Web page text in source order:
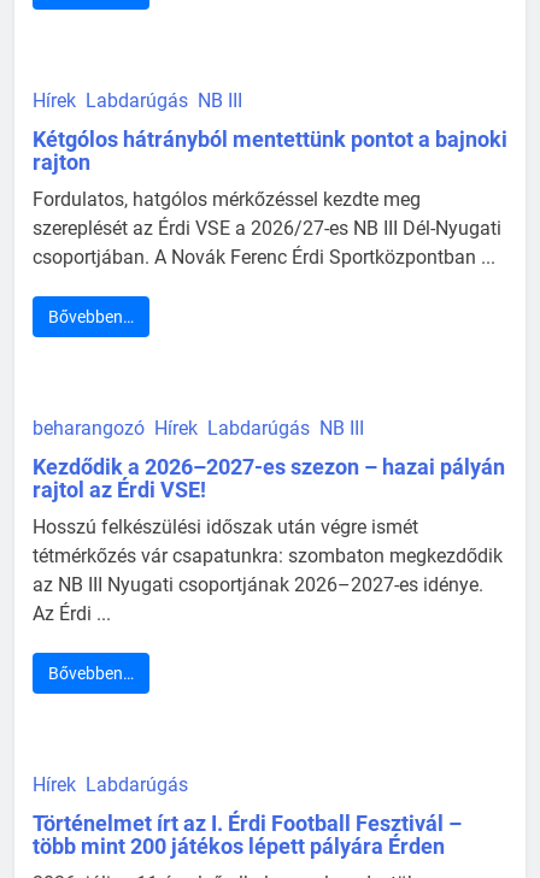
Hírek Labdarúgás NB III
Kétgólos hátrányból mentettünk pontot a bajnoki
rajton
Fordulatos, hatgólos mérkőzéssel kezdte meg
szereplését az Érdi VSE a 2026/27-es NB III Dél-Nyugati
csoportjában. A Novák Ferenc Érdi Sportközpontban ...
Bővebben…
beharangozó Hírek Labdarúgás NB III
Kezdődik a 2026–2027-es szezon – hazai pályán
rajtol az Érdi VSE!
Hosszú felkészülési időszak után végre ismét
tétmérkőzés vár csapatunkra: szombaton megkezdődik
az NB III Nyugati csoportjának 2026–2027-es idénye.
Az Érdi ...
Bővebben…
Hírek Labdarúgás
Történelmet írt az I. Érdi Football Fesztivál –
több mint 200 játékos lépett pályára Érden